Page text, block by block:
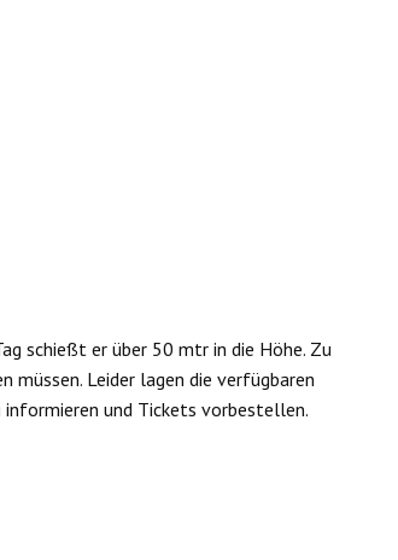
schießt er über 50 mtr in die Höhe. Zu
müssen. Leider lagen die verfügbaren
und Tickets vorbestellen.